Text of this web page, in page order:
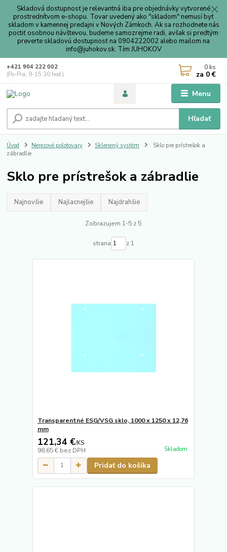
Skladová dostupnosť je relevantná iba pre objednávky vytvorené
prostrednítvom e-shopu. Tovar uvedený ako "skladom" nemusí byť
skladom v kamennej predajni v Nových Zámkoch. Ak sa rozhodnete nás
poctiť osobnou návštevou, budeme samozrejme radi, avšak si predtým
preverte skladovú dostupnosť na 0904222002 alebo mailom na
info@juhokov.sk. Tím JUHOKOV
Menu
Hľadať
+421 904 222 002
(Po-Pia, 9-15.30 hod.)
0 ks
za 0 €
Úvod Nerezové polotovary Sklenený systém
Sklo pre prístrešok a
zábradlie
Sklo pre prístrešok a zábradlie
Najnovšie Najlacnejšie Najdrahšie
Zobrazujem 1-5 z 5
strana z 1
Transparentné ESG/VSG sklo, 1000 x 1250 x 12,76
mm
121,34 €/KS
98,65 € bez DPH Skladom
Pridať do košíka